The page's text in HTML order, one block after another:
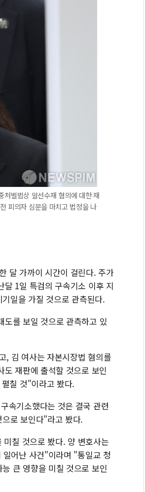
처벌법상 알선수재 혐의에 대한 재
피의자 심문을 마치고 법정을 나
달 가까이 시간이 걸린다. 주가
1일 특검의 구속기소 이후 지
일을 가질 것으로 관측된다.
도를 보일 것으로 관측하고 있
, 김 여사는 자본시장법 혐의를
재판에 출석할 것으로 보인
칠 것"이라고 봤다.
속기소했다는 것은 결국 관련
로 보인다"라고 봤다.
칠 것으로 봤다. 양 변호사는
어난 사건"이라며 "통일교 청
큰 영향을 미칠 것으로 보인